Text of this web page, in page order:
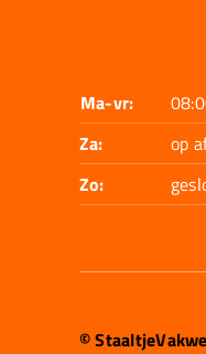
Ma-vr:
Za:
op
Zo:
©